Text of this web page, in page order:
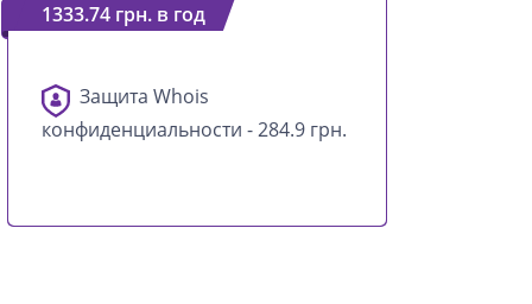
1333.74 грн. в год
Защита Whois
конфиденциальности - 284.9 грн.